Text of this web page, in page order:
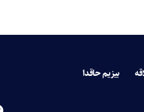
بیزیم حاقدا